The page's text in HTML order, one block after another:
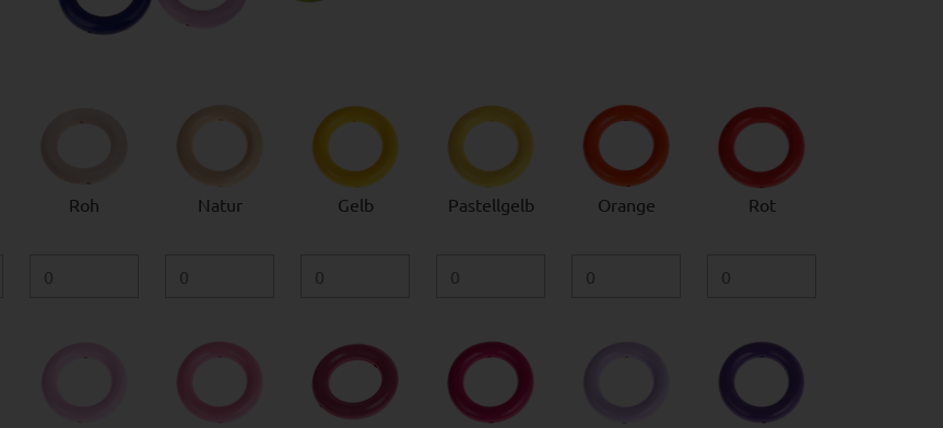
Roh Natur Gelb Pastellgelb Orange Rot